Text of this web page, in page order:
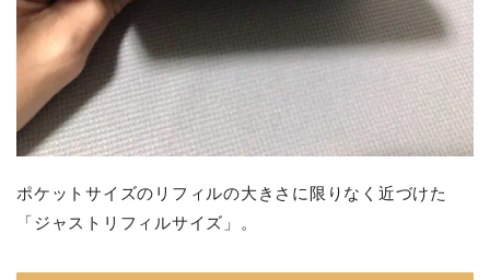
ポケットサイズのリフィルの大きさに限りなく近づけた
「ジャストリフィルサイズ」。